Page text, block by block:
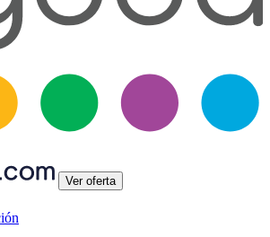
Ver oferta